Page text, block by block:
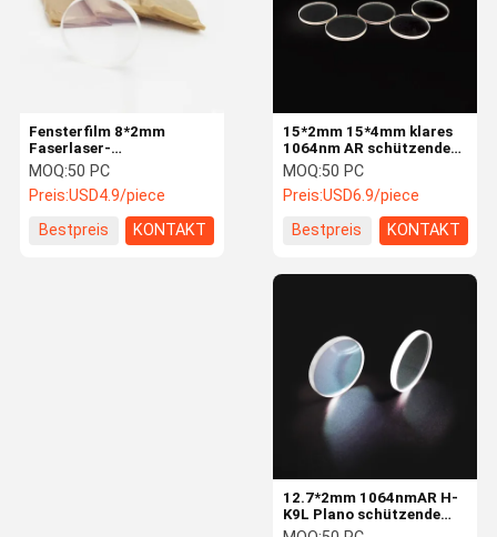
0 Grad-reflektierende Linse
Spektroskop
KTP-Kristalle
15*2mm 15*4mm klares
1064nm AR schützendes
Material Lasers Linsen-
H-K9L
MOQ:50 PC
Preis:USD6.9/piece
Bestpreis
KONTAKT
Fensterfilm 8*2mm
Faserlaser-
Schneidemaschine der
optischen Linsen LINSE
H-K9L Plano Lasers
400nm-700nmAR
SCHÜTZENDE
MOQ:50 PC
Preis:USD4.9/piece
Bestpreis
KONTAKT
12.7*2mm 1064nmAR H-
K9L Plano schützende
Linse Faser-Lasers